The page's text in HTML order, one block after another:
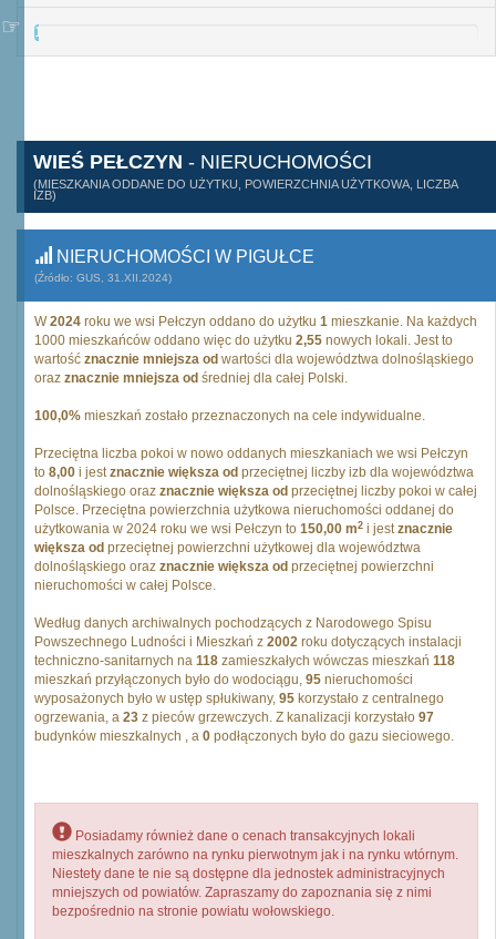
1
WIEŚ PEŁCZYN - NIERUCHOMOŚCI
(MIESZKANIA ODDANE DO UŻYTKU, POWIERZCHNIA UŻYTKOWA, LICZBA
IZB)
NIERUCHOMOŚCI W PIGUŁCE
(Źródło: GUS, 31.XII.2024)
W2024 roku we wsi Pełczyn oddano do użytku 1 mieszkanie. Na każdych
1000 mieszkańców oddano więc do użytku 2,55 nowych lokali. Jest to
wartość znacznie mniejsza od wartości dla województwa dolnośląskiego
oraz znacznie mniejsza od średniej dla całej Polski.
100,0% mieszkań zostało przeznaczonych na cele indywidualne.
Przeciętna liczba pokoi w nowo oddanych mieszkaniach we wsi Pełczyn
to 8,00 i jestznacznie większa od przeciętnej liczby izb dla województwa
dolnośląskiego oraz znacznie większa od przeciętnej liczby pokoi w całej
Polsce. Przeciętna powierzchnia użytkowa nieruchomości oddanej do
użytkowania w 2024 roku we wsi Pełczyn to 150,00 m2 i jestznacznie
większa od przeciętnej powierzchni użytkowej dla województwa
dolnośląskiego oraz znacznie większa od przeciętnej powierzchni
nieruchomości w całej Polsce.
Według danych archiwalnych pochodzących z Narodowego Spisu
Powszechnego Ludności i Mieszkań z 2002 roku dotyczących instalacji
techniczno-sanitarnych na 118 zamieszkałych wówczas mieszkań 118
mieszkań przyłączonych było do wodociągu, 95 nieruchomości
wyposażonych było w ustęp spłukiwany, 95 korzystało z centralnego
ogrzewania, a 23 z pieców grzewczych. Z kanalizacji korzystało 97
budynków mieszkalnych , a 0 podłączonych było do gazu sieciowego.
Posiadamy również dane o cenach transakcyjnych lokali
mieszkalnych zarówno na rynku pierwotnym jak i na rynku wtórnym.
Niestety dane te nie są dostępne dla jednostek administracyjnych
mniejszych od powiatów. Zapraszamy do zapoznania się z nimi
bezpośrednio na stronie powiatu wołowskiego.